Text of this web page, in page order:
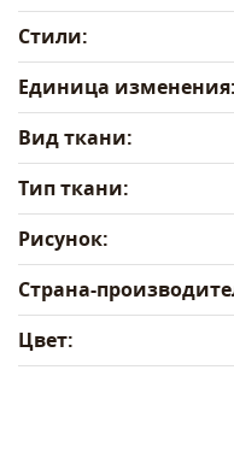
Стили:
Единица изменения:
Вид ткани:
Тип ткани:
Рисунок:
Страна-
Цвет: